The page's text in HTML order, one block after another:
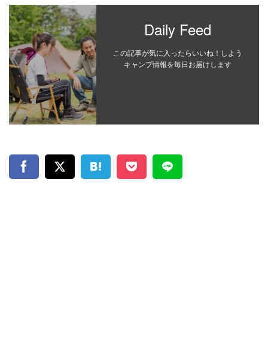
Daily Feed
この記事が気に入ったらいいね！しよう
キャンプ情報を毎日お届けします